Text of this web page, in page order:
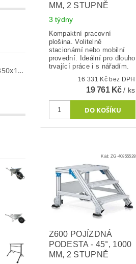
Brána G21 Marion 350x158 cm dvoukřídlá, antracitová
MM, 2 STUPNĚ
3 týdny
Kompaktní pracovní
plošina. Volitelně
stacionární nebo mobilní
provední. Ideální pro dlouho
trvající práce i s nářadím.
16 331 Kč bez DPH
19 761 Kč/ ks
Kód: ZG-40855528
Z600 POJÍZDNÁ
PODESTA - 45°, 1000
MM, 2 STUPNĚ